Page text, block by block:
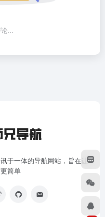
...
于一体的导航网站，旨在让
简单